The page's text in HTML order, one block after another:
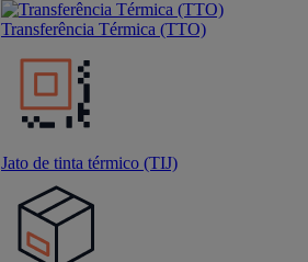
Transferência Térmica (TTO)
Jato de tinta térmico (TIJ)